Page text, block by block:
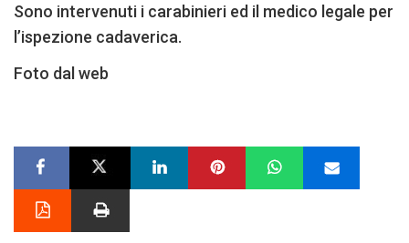
Sono intervenuti i carabinieri ed il medico legale per
l’ispezione cadaverica.
Foto dal web